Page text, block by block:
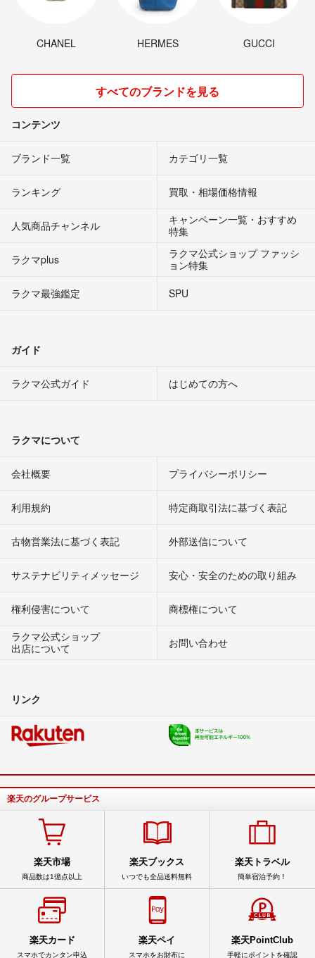
CHANEL HERMES GUCCI
すべてのブランドを見る
コンテンツ
ブランド一覧 カテゴリ一覧
ランキング 買取・相場価格情報
人気商品チャンネル
キャンペーン一覧・おすすめ
特集
ラクマplus
ラクマ公式ショップ ファッシ
ョン特集
ラクマ最強鑑定
SPU
ガイド
ラクマ公式ガイド はじめての方へ
ラクマについて
会社概要 プライバシーポリシー
利用規約 特定商取引法に基づく表記
古物営業法に基づく表記 外部送信について
サステナビリティメッセージ 安心・安全のための取り組み
権利侵害について
商標権について
ラクマ公式ショップ
出店について
お問い合わせ
リンク
楽天のグループサービス
楽天市場
商品数は1億点以上
楽天ブックス
いつでも全品送料無料
楽天トラベル
簡単宿泊予約！
楽天カード
スマホでカンタン申込
楽天ペイ
スマホをお財布に
楽天PointClub
手軽にポイントを確認